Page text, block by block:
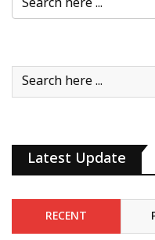
Latest Update
RECENT